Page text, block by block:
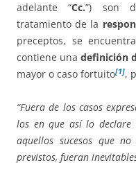
adelante “Cc.”) son
tratamiento de la
preceptos, se
contiene unadefinición
mayor o caso fortuito[1],
“Fuera de los casos
los en que así lo declare
aquellos sucesos que
previstos, fueran